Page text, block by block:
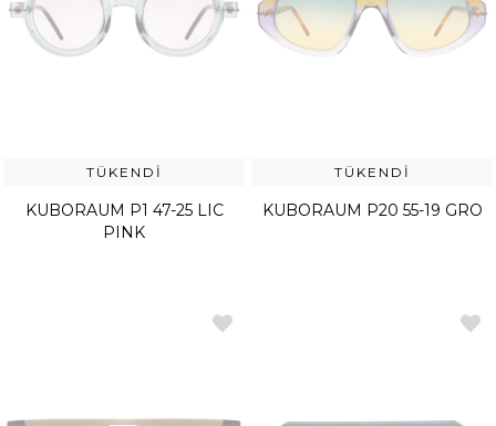
TÜKENDI
KUBORAUM P1 47-25 LIC
PINK
TÜKENDI
KUBORAUM P20 55-19 GRO